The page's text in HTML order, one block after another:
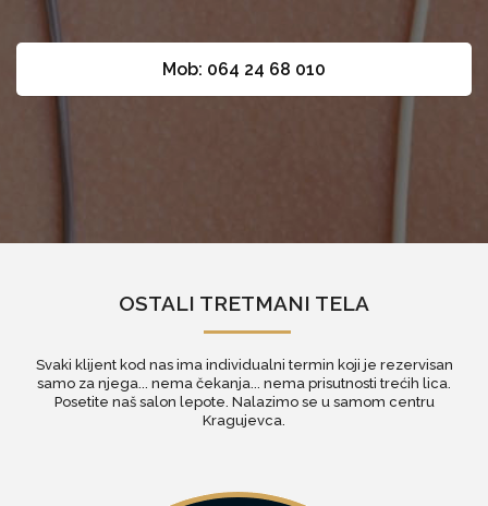
Mob: 064 24 68 010
OSTALI TRETMANI TELA
Svaki klijent kod nas ima individualni termin koji je rezervisan
samo za njega... nema čekanja... nema prisutnosti trećih lica.
Posetite naš salon lepote. Nalazimo se u samom centru
Kragujevca.